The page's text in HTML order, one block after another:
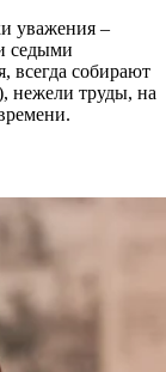
уважения –
седыми
всегда собирают
нежели труды, на